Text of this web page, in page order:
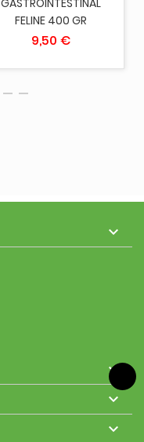
GASTROINTESTINAL
FELINE 400 GR
9,50 €



